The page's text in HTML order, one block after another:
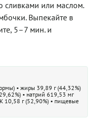
сливками или маслом.
Выпекайте в
5–7 мин. и
• жиры 39,89 г (44,32%)
• натрий 619,53 мг
10,58 г (52,90%) • пищевые